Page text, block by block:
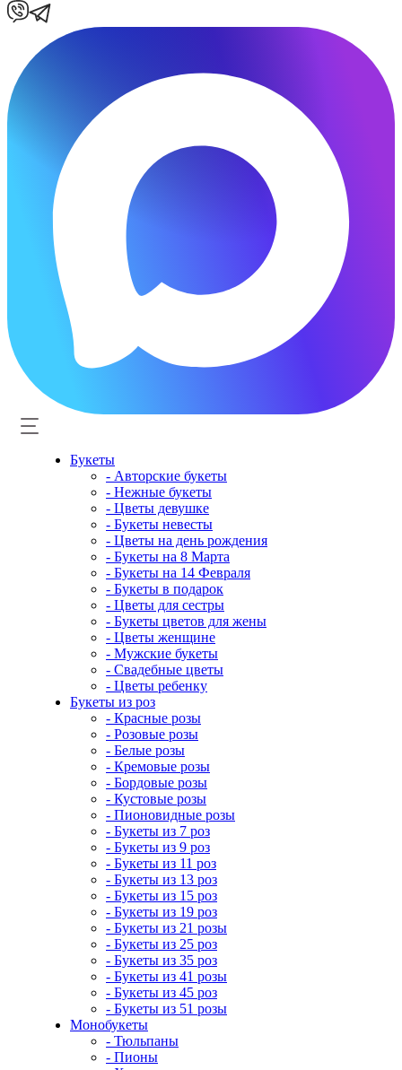
Букеты
- Авторские букеты
- Нежные букеты
- Цветы девушке
- Букеты невесты
- Цветы на день рождения
- Букеты на 8 Марта
- Букеты на 14 Февраля
- Букеты в подарок
- Цветы для сестры
- Букеты цветов для жены
- Цветы женщине
- Мужские букеты
- Свадебные цветы
- Цветы ребенку
Букеты из роз
- Красные розы
- Розовые розы
- Белые розы
- Кремовые розы
- Бордовые розы
- Кустовые розы
- Пионовидные розы
- Букеты из 7 роз
- Букеты из 9 роз
- Букеты из 11 роз
- Букеты из 13 роз
- Букеты из 15 роз
- Букеты из 19 роз
- Букеты из 21 розы
- Букеты из 25 роз
- Букеты из 35 роз
- Букеты из 41 розы
- Букеты из 45 роз
- Букеты из 51 розы
Монобукеты
- Тюльпаны
- Пионы